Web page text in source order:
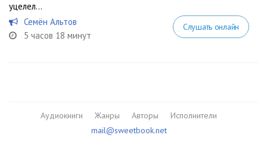
уцелел...
Семён Альтов
5 часов 18 минут
Слушать онлайн
Аудиокниги Жанры Авторы
Исполнители
mail@sweetbook.net